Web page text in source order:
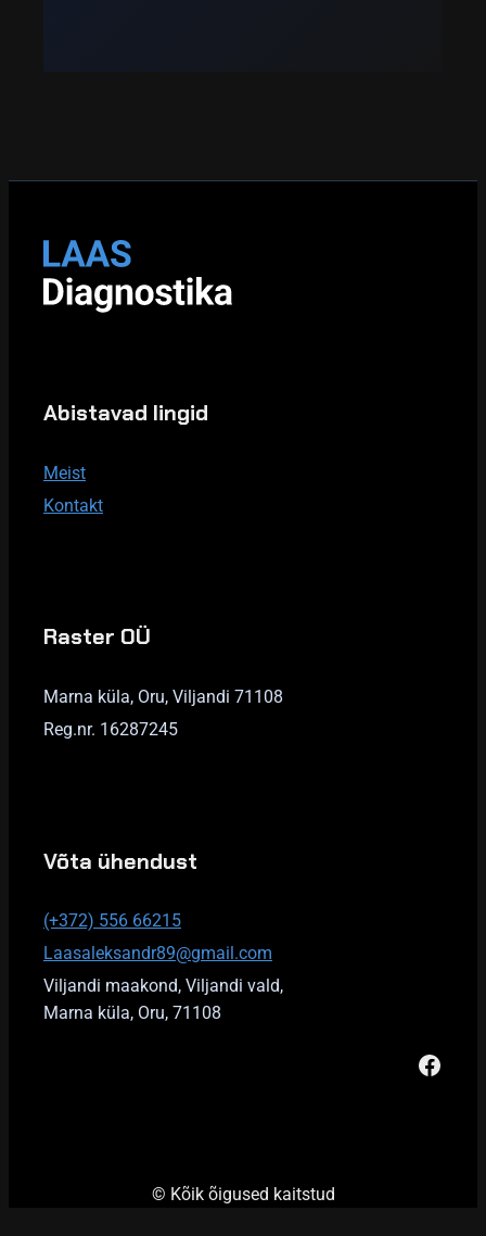
Abistavad lingid
Meist
Kontakt
Raster OÜ
Marna küla, Oru, Viljandi 71108
Reg.nr. 16287245
Võta ühendust
(+372) 556 66215
Laasaleksandr89@gmail.com
Viljandi maakond, Viljandi vald,
Marna küla, Oru, 71108
© Kõik õigused kaitstud